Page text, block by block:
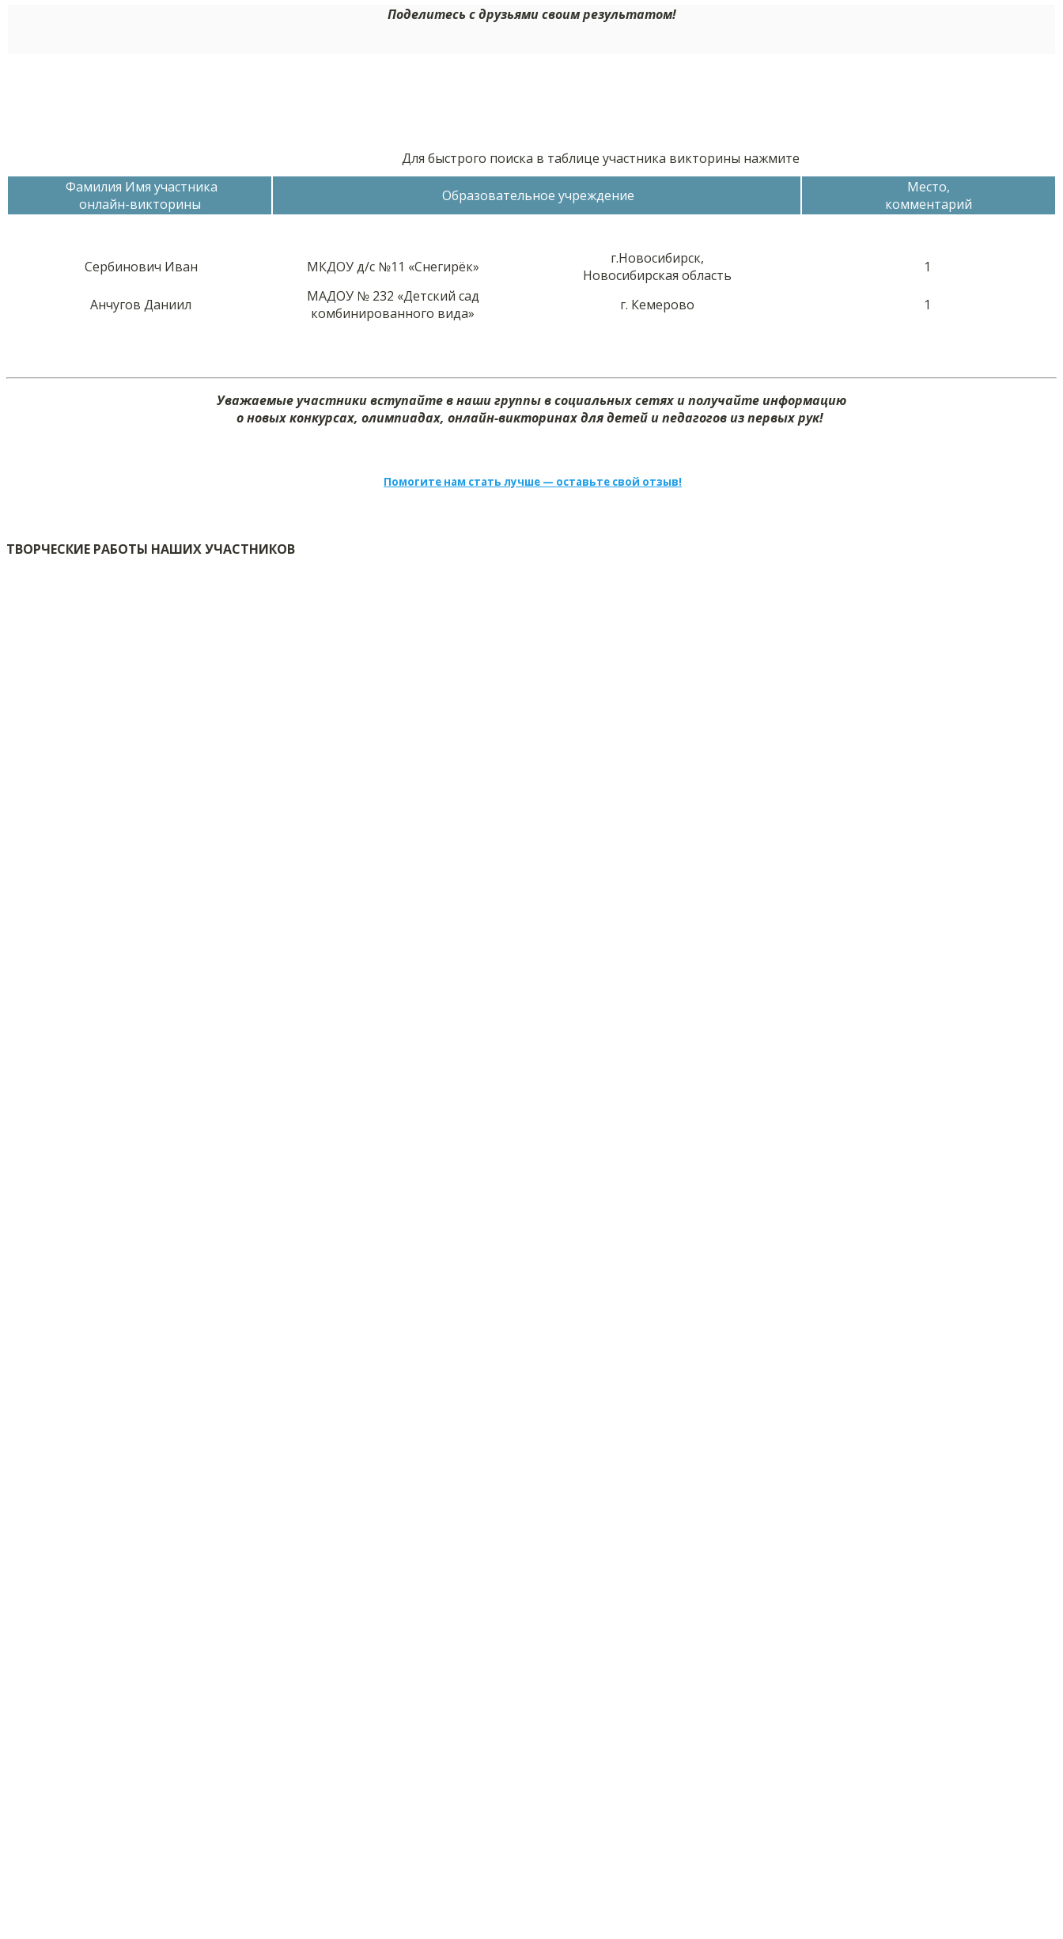
Поделитесь с друзьями своим результатом!
Для быстрого поиска в таблице участника викторины нажмите
Фамилия Имя участника
онлайн-викторины
Образовательное учреждение
Место,
комментарий
Сербинович Иван МКДОУ д/с №11 «Снегирёк»
г.Новосибирск,
Новосибирская область
1
Анчугов Даниил
МАДОУ № 232 «Детский сад
комбинированного вида»
г. Кемерово 1
Уважаемые участники вступайте в наши группы в социальных сетях и получайте информацию
о новых конкурсах, олимпиадах, онлайн-викторинах для детей и педагогов из первых рук!
Помогите нам стать лучше — оставьте свой отзыв!
ТВОРЧЕСКИЕ РАБОТЫ НАШИХ УЧАСТНИКОВ